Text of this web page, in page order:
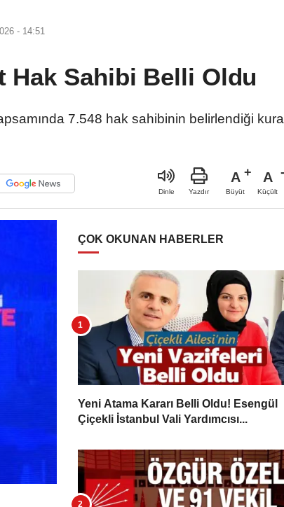
- 14:51
Hak Sahibi Belli Oldu
7.548 hak sahibinin belirlendiği kura
Dinle Yazdır
A
Büyüt
A
Küçült
ÇOK OKUNAN HABERLER
Yeni Atama Kararı Belli Oldu! Esengül
Çiçekli İstanbul Vali Yardımcısı...